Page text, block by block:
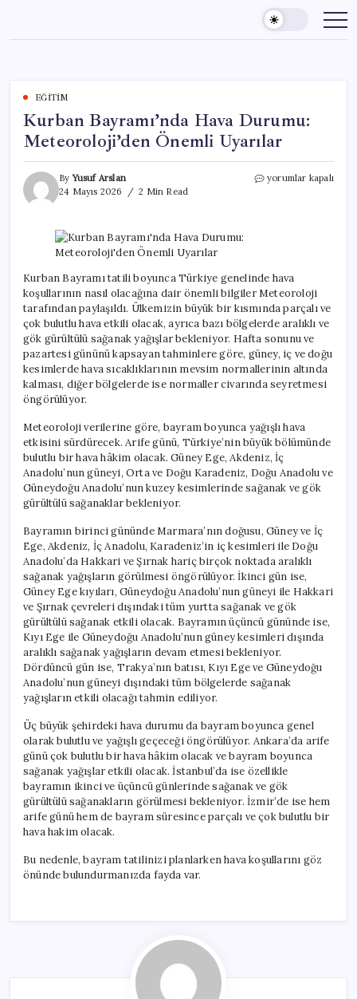
content
EĞITIM
Kurban Bayramı’nda Hava Durumu:
Meteoroloji’den Önemli Uyarılar
ByYusuf Arslan
24 Mayıs 2026
2 Min Read
Kurban
için
yorumlar kapalı
Kurban Bayramı tatili boyunca Türkiye genelinde hava
koşullarının nasıl olacağına dair önemli bilgiler Meteoroloji
tarafından paylaşıldı. Ülkemizin büyük bir kısmında parçalı ve
çok bulutlu hava etkili olacak, ayrıca bazı bölgelerde aralıklı ve
gök gürültülü sağanak yağışlar bekleniyor. Hafta sonunu ve
pazartesi gününü kapsayan tahminlere göre, güney, iç ve doğu
kesimlerde hava sıcaklıklarının mevsim normallerinin altında
kalması, diğer bölgelerde ise normaller civarında seyretmesi
öngörülüyor.
Meteoroloji verilerine göre, bayram boyunca yağışlı hava
etkisini sürdürecek. Arife günü, Türkiye’nin büyük bölümünde
bulutlu bir hava hâkim olacak. Güney Ege, Akdeniz, İç
Anadolu’nun güneyi, Orta ve Doğu Karadeniz, Doğu Anadolu ve
Güneydoğu Anadolu’nun kuzey kesimlerinde sağanak ve gök
gürültülü sağanaklar bekleniyor.
Bayramın birinci gününde Marmara’nın doğusu, Güney ve İç
Ege, Akdeniz, İç Anadolu, Karadeniz’in iç kesimleri ile Doğu
Anadolu’da Hakkari ve Şırnak hariç birçok noktada aralıklı
sağanak yağışların görülmesi öngörülüyor. İkinci gün ise,
Güney Ege kıyıları, Güneydoğu Anadolu’nun güneyi ile Hakkari
ve Şırnak çevreleri dışındaki tüm yurtta sağanak ve gök
gürültülü sağanak etkili olacak. Bayramın üçüncü gününde ise,
Kıyı Ege ile Güneydoğu Anadolu’nun güney kesimleri dışında
aralıklı sağanak yağışların devam etmesi bekleniyor.
Dördüncü gün ise, Trakya’nın batısı, Kıyı Ege ve Güneydoğu
Anadolu’nun güneyi dışındaki tüm bölgelerde sağanak
yağışların etkili olacağı tahmin ediliyor.
Üç büyük şehirdeki hava durumu da bayram boyunca genel
olarak bulutlu ve yağışlı geçeceği öngörülüyor. Ankara’da arife
günü çok bulutlu bir hava hâkim olacak ve bayram boyunca
sağanak yağışlar etkili olacak. İstanbul’da ise özellikle
bayramın ikinci ve üçüncü günlerinde sağanak ve gök
gürültülü sağanakların görülmesi bekleniyor. İzmir’de ise hem
arife günü hem de bayram süresince parçalı ve çok bulutlu bir
hava hakim olacak.
Bu nedenle, bayram tatilinizi planlarken hava koşullarını göz
önünde bulundurmanızda fayda var.